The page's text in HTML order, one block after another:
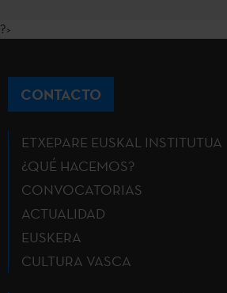
?>
CONTACTO
ETXEPARE EUSKAL INSTITUTUA
¿QUÉ HACEMOS?
CONVOCATORIAS
ACTUALIDAD
EUSKERA
CULTURA VASCA